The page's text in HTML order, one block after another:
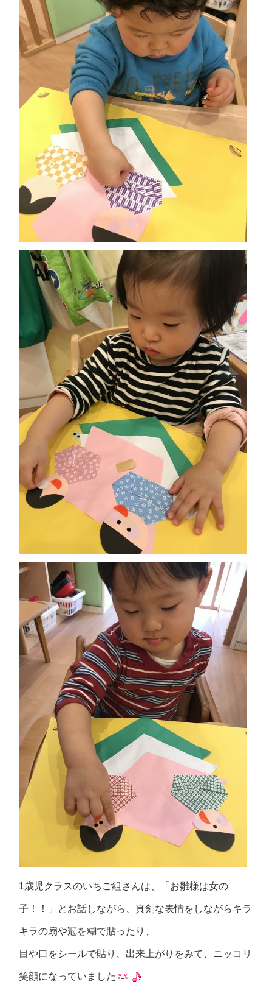
1歳児クラスのいちご組さんは、「お雛様は女の
子！！」とお話しながら、真剣な表情をしながらキラ
キラの扇や冠を糊で貼ったり、
目や口をシールで貼り、出来上がりをみて、ニッコリ
笑顔になっていました